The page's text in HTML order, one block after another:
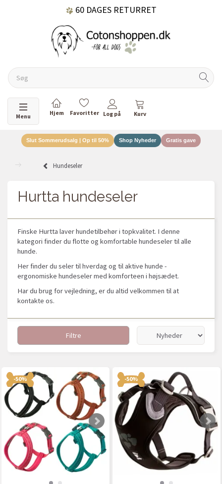
60 DAGES RETURRET
Skifte navigation
Menu
Slut Sommerudsalg | Op til 50% Shop Nyheder Gratis gave
Hundeseler
Hurtta hundeseler
Finske Hurtta laver hundetilbehør i topkvalitet. I denne
kategori finder du flotte og komfortable hundeseler til alle
hunde.
Her finder du seler til hverdag og til aktive hunde -
ergonomiske hundeseler med komforteen i højsædet.
Har du brug for vejledning, er du altid velkommen til at
kontakte os.
Filtre
-50% -50%